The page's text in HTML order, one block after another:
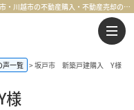
坂戸市 新築戸建購入 Y様 | 鶴ヶ島市・坂戸市・東松山市・川越市の不動産購入・不動産売却のことならセンチュリー21明和ハウス
声一覧 坂戸市 新築戸建購入 Y様
様